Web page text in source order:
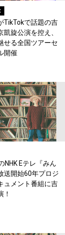
TikTokで話題の吉
凱旋公演を控え、
せる全国ツアーセ
開催
NHK Eテレ『みん
送開始60年プロジ
ュメント番組に吉
！